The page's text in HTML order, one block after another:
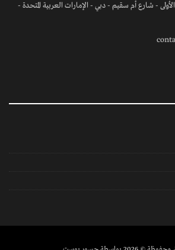
- شارع أم سقيم - دبي - الإمارات العربية المتحدة -